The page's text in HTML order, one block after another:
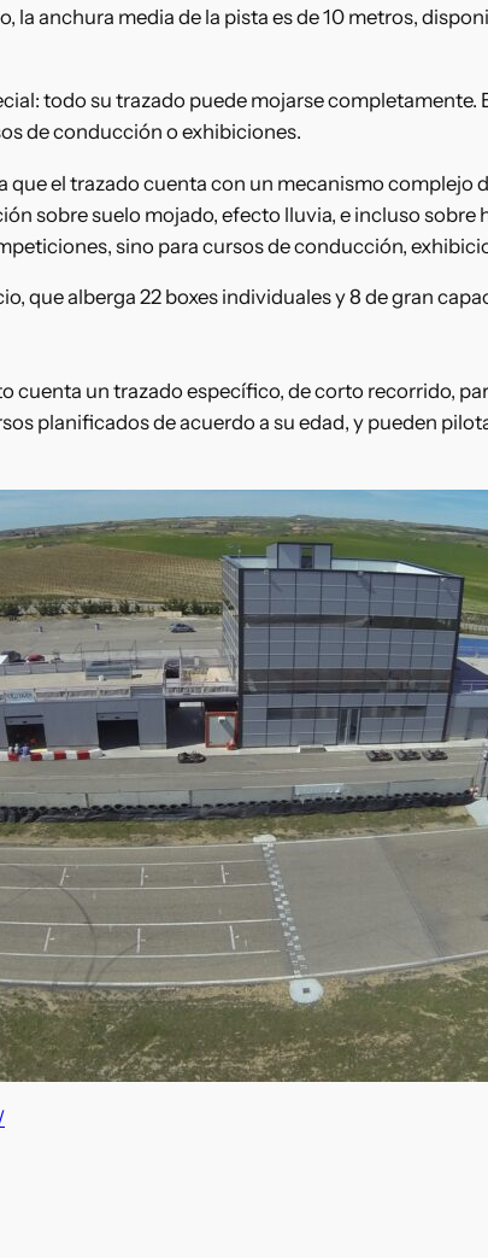
anchura media de la pista es de 10 metros,
todo su trazado puede mojarse completamente.
de conducción o exhibiciones.
que el trazado cuenta con un mecanismo complejo
sobre suelo mojado, efecto lluvia, e incluso sobre
sino para cursos de conducción,
que alberga 22 boxes individuales y 8 de gran
cuenta un trazado específico, de corto recorrido,
planificados de acuerdo a su edad, y pueden